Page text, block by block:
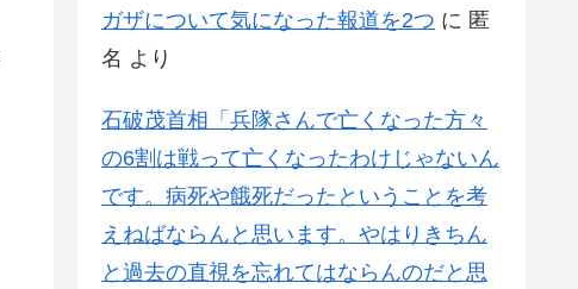
ガザについて気になった報道を2つ に 匿
名 より
石破茂首相「兵隊さんで亡くなった方々
の6割は戦って亡くなったわけじゃないん
です。病死や餓死だったということを考
えねばならんと思います。やはりきちん
と過去の直視を忘れてはならんのだと思